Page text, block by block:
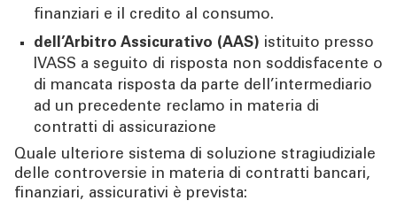
finanziari e il credito al consumo.
dell’Arbitro Assicurativo (AAS) istituito presso
IVASS a seguito di risposta non soddisfacente o
di mancata risposta da parte dell’intermediario
ad un precedente reclamo in materia di
contratti di assicurazione
Quale ulteriore sistema di soluzione stragiudiziale
delle controversie in materia di contratti bancari,
finanziari, assicurativi è prevista: